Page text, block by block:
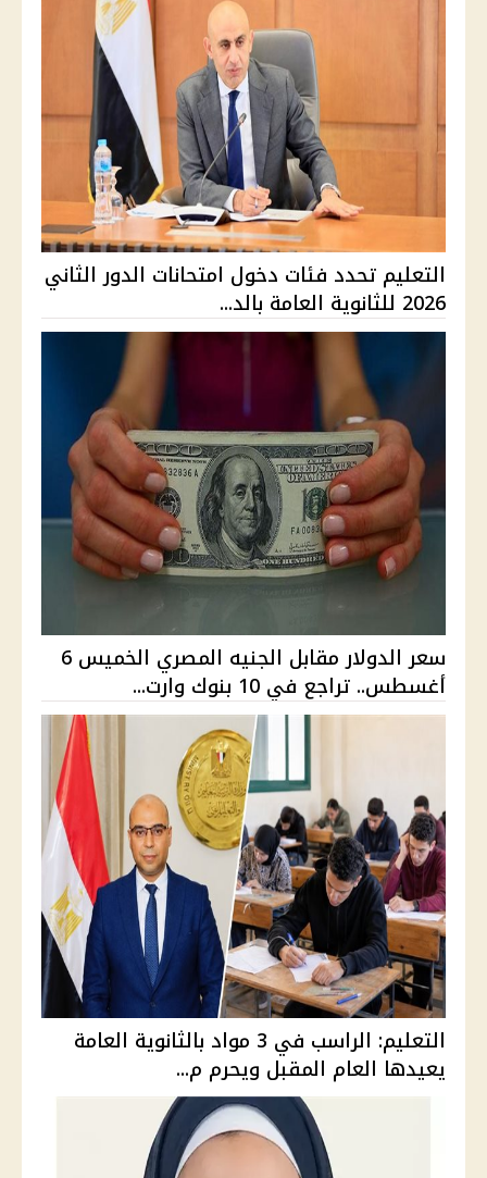
التعليم تحدد فئات دخول امتحانات الدور الثاني
2026 للثانوية العامة بالد...
سعر الدولار مقابل الجنيه المصري الخميس 6
أغسطس.. تراجع في 10 بنوك وارت...
التعليم: الراسب في 3 مواد بالثانوية العامة
يعيدها العام المقبل ويحرم م...